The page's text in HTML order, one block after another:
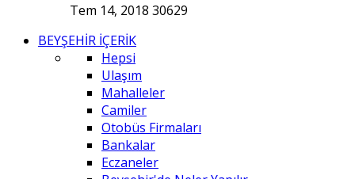
Tem 14, 2018 30629
BEYŞEHİR İÇERİK
Hepsi
Ulaşım
Mahalleler
Camiler
Otobüs Firmaları
Bankalar
Eczaneler